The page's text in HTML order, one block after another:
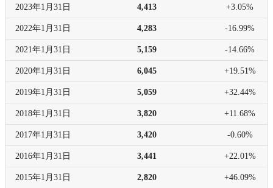
2023年1月31日 4,413 +3.05%
2022年1月31日 4,283 -16.99%
2021年1月31日 5,159 -14.66%
2020年1月31日 6,045 +19.51%
2019年1月31日 5,059 +32.44%
2018年1月31日 3,820 +11.68%
2017年1月31日 3,420 -0.60%
2016年1月31日 3,441 +22.01%
2015年1月31日 2,820 +46.09%